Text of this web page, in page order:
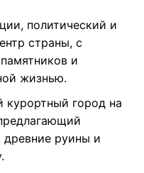
политический и
страны, с
и
жизнью.
курортный город на
древние руины и